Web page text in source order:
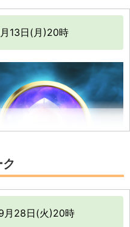
ャレンジの終了時刻と
終了時刻にズレがある
アできるようであれ
が無難です。
極端に達成しにくく
。
13日(月)20時
パータイプのポケモン
月28日(火)20時